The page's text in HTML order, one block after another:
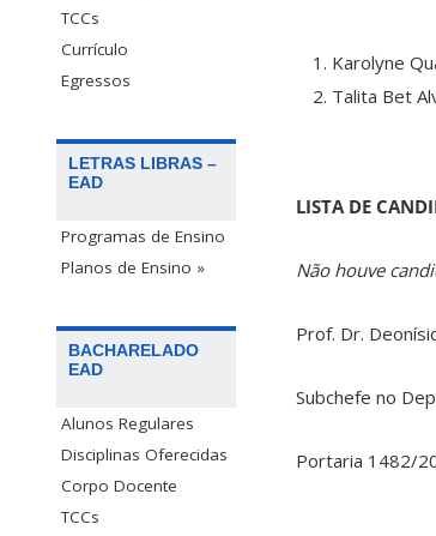
TCCs
Currículo
Egressos
LETRAS LIBRAS –
EAD
Programas de Ensino
Planos de Ensino »
BACHARELADO
EAD
Alunos Regulares
Disciplinas Oferecidas
Corpo Docente
TCCs
Karolyne
Talita Bet
LISTA DE
Não houve
Prof. Dr.
Subchefe no
Portaria 1482/